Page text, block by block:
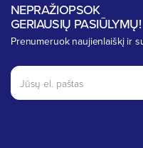
NEPRAŽIOPSOK
GERIAUSIŲ PASIŪLYMŲ!
Prenumeruok naujienlaiškį ir